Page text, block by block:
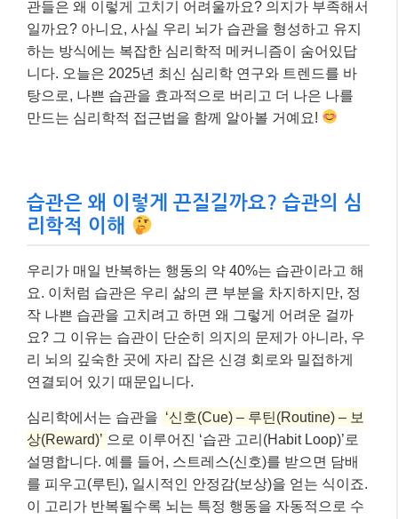
관들은 왜 이렇게 고치기 어려울까요? 의지가 부족해서
일까요? 아니요, 사실 우리 뇌가 습관을 형성하고 유지
하는 방식에는 복잡한 심리학적 메커니즘이 숨어있답
니다. 오늘은 2025년 최신 심리학 연구와 트렌드를 바
탕으로, 나쁜 습관을 효과적으로 버리고 더 나은 나를
만드는 심리학적 접근법을 함께 알아볼 거예요!
습관은 왜 이렇게 끈질길까요? 습관의 심
리학적 이해
우리가 매일 반복하는 행동의 약 40%는 습관이라고 해
요. 이처럼 습관은 우리 삶의 큰 부분을 차지하지만, 정
작 나쁜 습관을 고치려고 하면 왜 그렇게 어려운 걸까
요? 그 이유는 습관이 단순히 의지의 문제가 아니라, 우
리 뇌의 깊숙한 곳에 자리 잡은 신경 회로와 밀접하게
연결되어 있기 때문입니다.
심리학에서는 습관을 ‘신호(Cue) – 루틴(Routine) – 보
상(Reward)’ 으로 이루어진 ‘습관 고리(Habit Loop)’로
설명합니다. 예를 들어, 스트레스(신호)를 받으면 담배
를 피우고(루틴), 일시적인 안정감(보상)을 얻는 식이죠.
이 고리가 반복될수록 뇌는 특정 행동을 자동적으로 수